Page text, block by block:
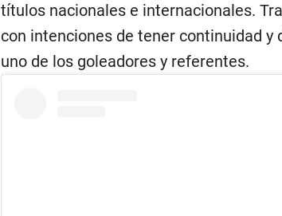
títulos nacionales e internacionales.
con intenciones de tener continuidad y
uno de los goleadores y referentes.